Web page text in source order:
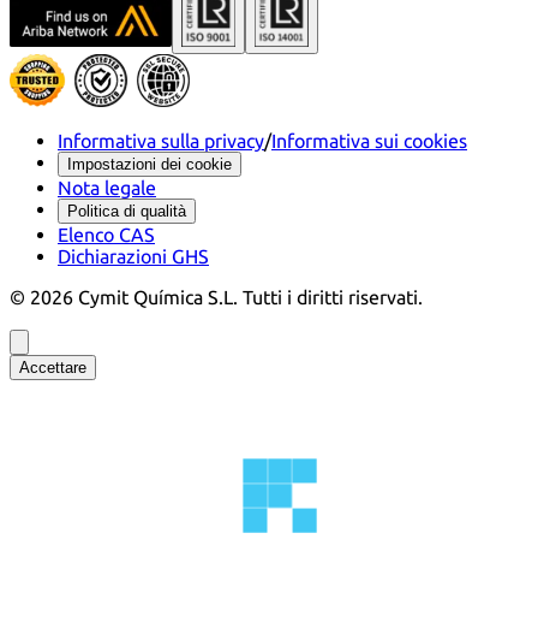
Informativa sulla privacy/Informativa sui cookies
Impostazioni dei cookie
Nota legale
Politica di qualità
Elenco CAS
Dichiarazioni GHS
© 2026 Cymit Química S.L. Tutti i diritti riservati.
Accettare